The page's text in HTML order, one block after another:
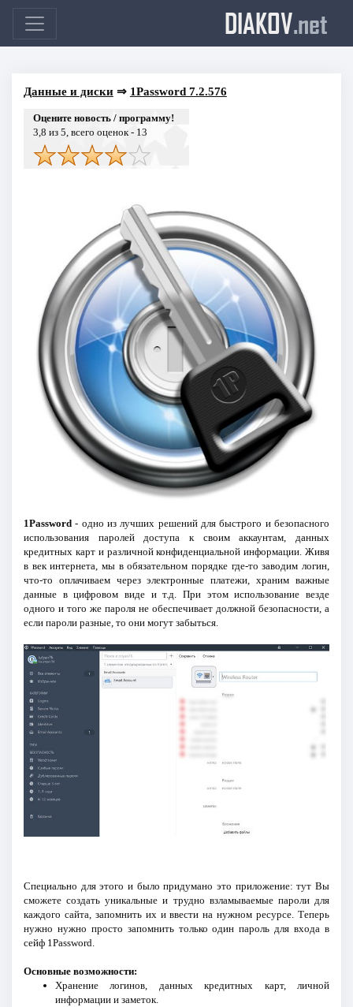
DIAKOV.net
Данные и диски⇒ 1Password 7.2.576
Оцените новость / программу!
3,8 из 5, всего оценок - 13
1Password- одно из лучших решений для быстрого и безопасного
использования паролей доступа к своим аккаунтам, данных
кредитных карт и различной конфиденциальной информации. Живя
в век интернета, мы в обязательном порядке где-то заводим логин,
что-то оплачиваем через электронные платежи, храним важные
данные в цифровом виде и т.д. При этом использование везде
одного и того же пароля не обеспечивает должной безопасности, а
если пароли разные, то они могут забыться.
Специально для этого и было придумано это приложение: тут Вы
сможете создать уникальные и трудно взламываемые пароли для
каждого сайта, запомнить их и ввести на нужном ресурсе. Теперь
нужно нужно просто запомнить только один пароль для входа в
сейф 1Password.
Основные возможности:
Хранение логинов, данных кредитных карт, личной
информации и заметок.